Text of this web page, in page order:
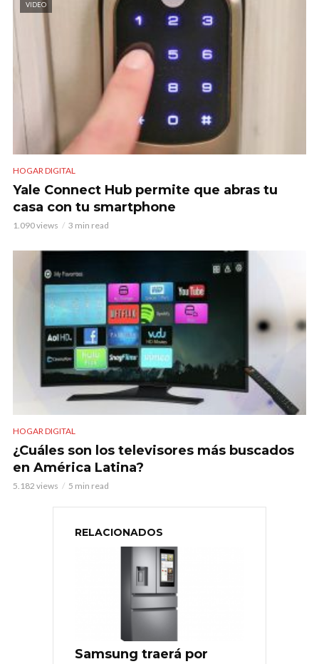
VIDEO
HOGAR DIGITAL
Yale Connect Hub permite que abras tu
casa con tu smartphone
1.090 views 3 min read
HOGAR DIGITAL
¿Cuáles son los televisores más buscados
en América Latina?
5.182 views 5 min read
RELACIONADOS
Samsung traerá por